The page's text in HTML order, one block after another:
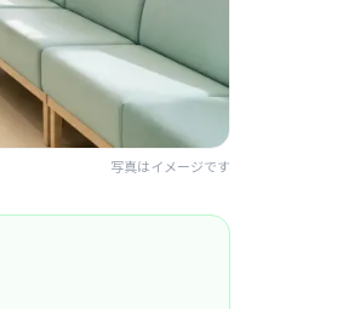
写真はイメージです